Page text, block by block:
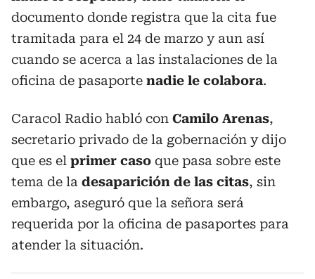
documento donde registra que la cita fue
tramitada para el 24 de marzo y aun así
cuando se acerca a las instalaciones de la
oficina de pasaporte nadie le colabora.
Caracol Radio habló con Camilo Arenas,
secretario privado de la gobernación y dijo
que es el primer caso que pasa sobre este
tema de la desaparición de las citas, sin
embargo, aseguró que la señora será
requerida por la oficina de pasaportes para
atender la situación.